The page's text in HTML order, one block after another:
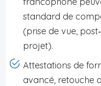
standard de
(prise de vue,
projet).
Attestations de
avancé, retouche